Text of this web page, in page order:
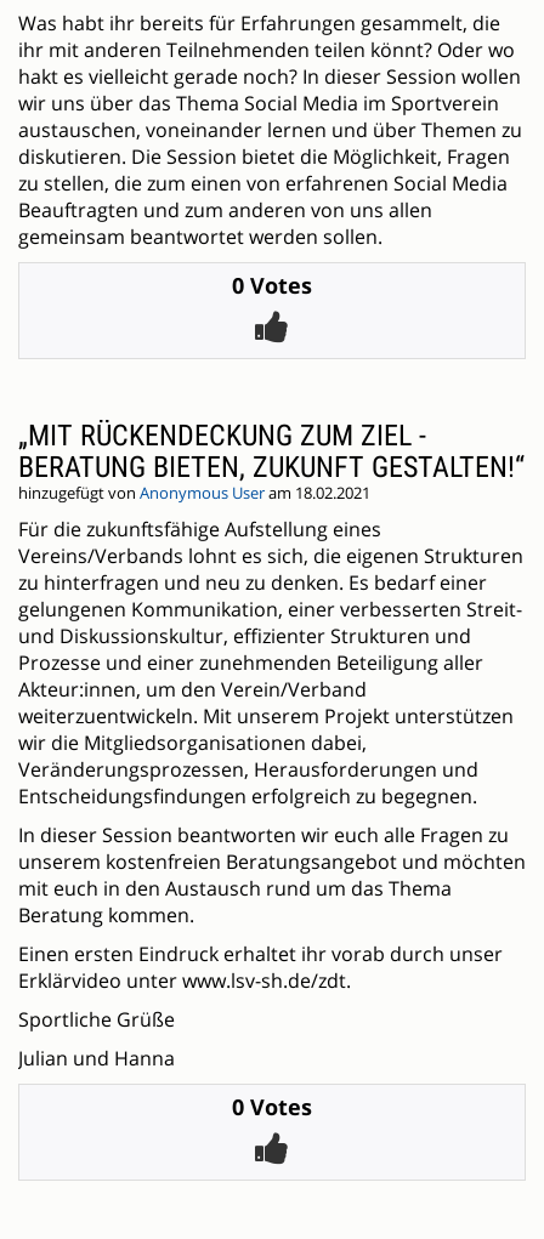
Was habt ihr bereits für Erfahrungen gesammelt, die
ihr mit anderen Teilnehmenden teilen könnt? Oder wo
hakt es vielleicht gerade noch? In dieser Session wollen
wir uns über das Thema Social Media im Sportverein
austauschen, voneinander lernen und über Themen zu
diskutieren. Die Session bietet die Möglichkeit, Fragen
zu stellen, die zum einen von erfahrenen Social Media
Beauftragten und zum anderen von uns allen
gemeinsam beantwortet werden sollen.
0 Votes
„MIT RÜCKENDECKUNG ZUM ZIEL -
BERATUNG BIETEN, ZUKUNFT GESTALTEN!“
hinzugefügt von Anonymous Useram 18.02.2021
Für die zukunftsfähige Aufstellung eines
Vereins/Verbands lohnt es sich, die eigenen Strukturen
zu hinterfragen und neu zu denken. Es bedarf einer
gelungenen Kommunikation, einer verbesserten Streit-
und Diskussionskultur, effizienter Strukturen und
Prozesse und einer zunehmenden Beteiligung aller
Akteur:innen, um den Verein/Verband
weiterzuentwickeln. Mit unserem Projekt unterstützen
wir die Mitgliedsorganisationen dabei,
Veränderungsprozessen, Herausforderungen und
Entscheidungsfindungen erfolgreich zu begegnen.
In dieser Session beantworten wir euch alle Fragen zu
unserem kostenfreien Beratungsangebot und möchten
mit euch in den Austausch rund um das Thema
Beratung kommen.
Einen ersten Eindruck erhaltet ihr vorab durch unser
Erklärvideo unter www.lsv-sh.de/zdt.
Sportliche Grüße
Julian und Hanna
0 Votes